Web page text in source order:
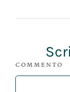
COMMENTO